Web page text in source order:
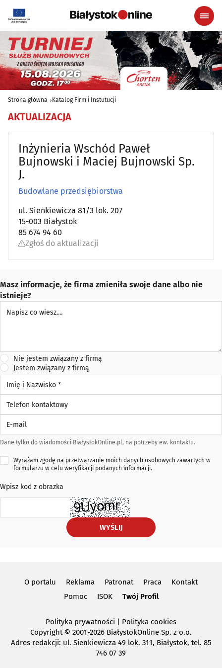
Strona główna Katalog Firm i Instutucji
AKTUALIZACJA
Inżynieria Wschód Paweł
Bujnowski i Maciej Bujnowski Sp.
J.
Budowlane przedsiębiorstwa
ul. Sienkiewicza 81/3 lok. 207
15-003 Białystok
85 674 94 60
Zgłoś do aktualizacji
Masz informacje, że firma zmieniła swoje dane albo nie
istnieje?
Nie jestem związany z firmą
Jestem związany z firmą
Imię i Nazwisko *
Telefon kontaktowy
Dane tylko do wiadomości BiałystokOnline.pl, na potrzeby ew. kontaktu.
Wyrażam zgodę na przetwarzanie moich danych osobowych zawartych w
formularzu w celu weryfikacji podanych informacji.
Wpisz kod z obrazka
WYŚLIJ
O portalu Reklama Patronat Praca
Kontakt
Pomoc
ISOK Twój Profil
Polityka prywatności
Polityka cookies
Copyright© 2001-2026 BiałystokOnline Sp. z o.o.
Adres redakcji: ul. Sienkiewicza 49 lok. 311, Białystok, tel. 85
746 07 39